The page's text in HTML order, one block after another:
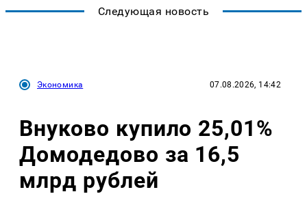
Следующая новость
Экономика 07.08.2026, 14:42
Внуково купило 25,01%
Домодедово за 16,5
млрд рублей